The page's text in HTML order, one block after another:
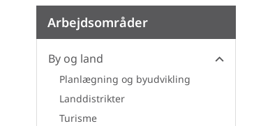
Arbejdsområder
By og land
Planlægning og byudvikling
Landdistrikter
Turisme